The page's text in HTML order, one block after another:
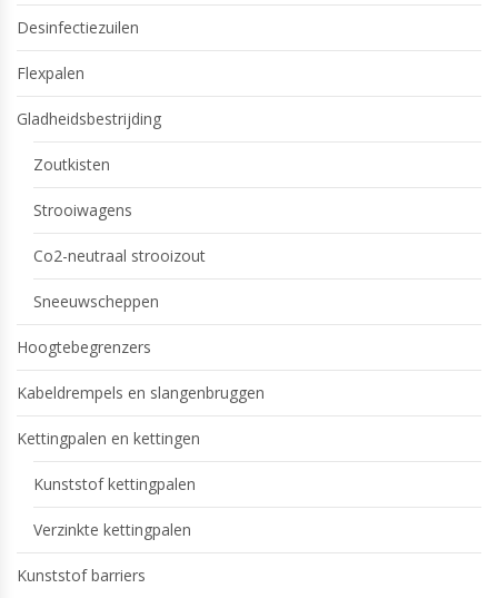
Desinfectiezuilen
Flexpalen
Gladheidsbestrijding
Zoutkisten
Strooiwagens
Co2-neutraal strooizout
Sneeuwscheppen
Hoogtebegrenzers
Kabeldrempels en slangenbruggen
Kettingpalen en kettingen
Kunststof kettingpalen
Verzinkte kettingpalen
Kunststof barriers